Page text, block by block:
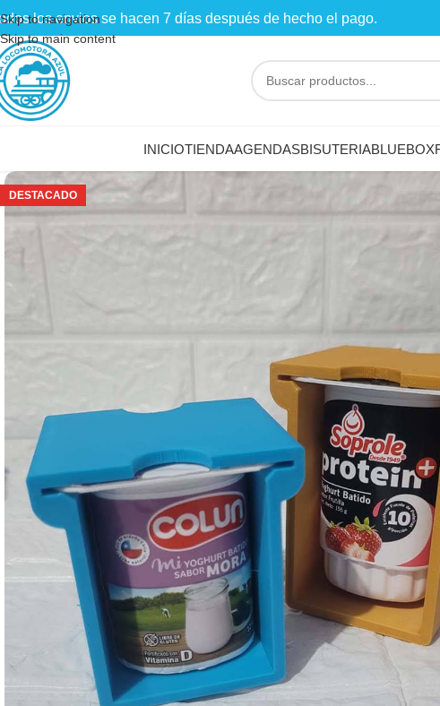
Skip to navigation
Skip to main content
los envios se hacen 7 días después de hecho el pago.
INICIOTIENDAAGENDASBISUTERIABLUEBOX
DESTACADO